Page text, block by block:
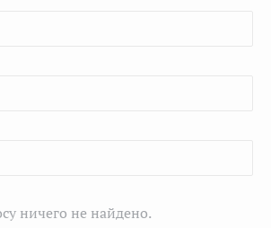
ничего не найдено.